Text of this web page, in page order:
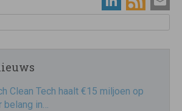
Clean Tech haalt €15 miljoen op
belang in…